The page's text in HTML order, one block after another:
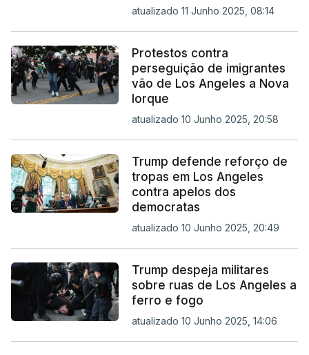
atualizado 11 Junho 2025, 08:14
Protestos contra
perseguição de imigrantes
vão de Los Angeles a Nova
Iorque
atualizado 10 Junho 2025, 20:58
Trump defende reforço de
tropas em Los Angeles
contra apelos dos
democratas
atualizado 10 Junho 2025, 20:49
Trump despeja militares
sobre ruas de Los Angeles a
ferro e fogo
atualizado 10 Junho 2025, 14:06